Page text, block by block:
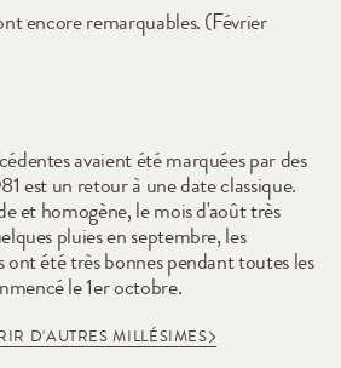
encore remarquables. (Février
D'AUTRES MILLÉSIMES
avaient été marquées par des
est un retour à une date classique.
et homogène, le mois d'août très
pluies en septembre, les
été très bonnes pendant toutes les
le 1er octobre.